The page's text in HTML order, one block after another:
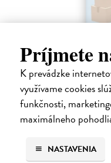
Príjmete
K prevádzke
využívame cookies
funkčnosti,
maximálneho
NASTAVENIA
Rieka času
Mercier Pascal| Kniha
Pascal Mercier bol vždy
Nočný vlak do Lisabonu či
zamysleniu sa nad veľkými
Na sklade
12,30 €